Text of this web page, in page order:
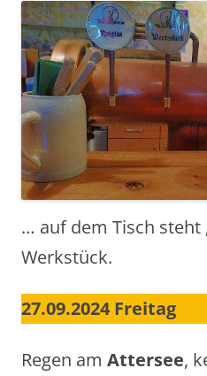
… auf dem Tisch steht
Werkstück.
27.09.2024 Freitag
Regen am Attersee,